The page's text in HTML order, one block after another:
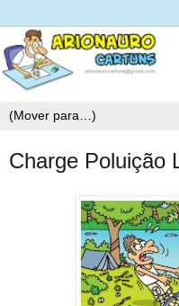
Charge Poluição